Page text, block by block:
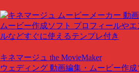
キネマージュ the MovieMaker
ウェディング 動画編集・ムービー作成